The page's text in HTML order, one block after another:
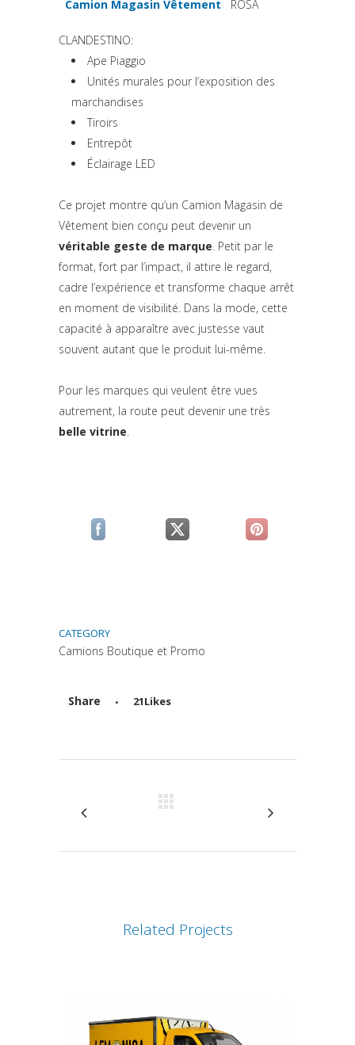
Camion Magasin Vêtement
(si apre in una nuova scheda)
ROSA
CLANDESTINO:
Ape Piaggio
Unités murales pour l’exposition des
marchandises
Tiroirs
Entrepôt
Éclairage LED
Ce projet montre qu’un Camion Magasin de
Vêtement bien conçu peut devenir un
véritable geste de marque. Petit par le
format, fort par l’impact, il attire le regard,
cadre l’expérience et transforme chaque arrêt
en moment de visibilité. Dans la mode, cette
capacité à apparaître avec justesse vaut
souvent autant que le produit lui-même.
Pour les marques qui veulent être vues
autrement, la route peut devenir une très
belle vitrine.
(si apre in una nuova scheda)
(si apre in una nuova scheda)
(si apre in una
CATEGORY
Camions Boutique et Promo
Share
Attiva comando
21Likes
Related Projects